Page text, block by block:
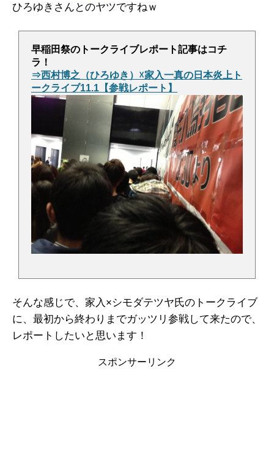
ひろゆきさんとのヤツですねｗ
早稲田祭のトークライブレポート記事はコチ
ラ！
⇒西村博之（ひろゆき）☓家入一真の日本炎上ト
ークライブ11.1【参戦レポート】
そんな感じで、家入×シモダテツヤ氏のトークライブ
に、最初から終わりまでガッツリ参戦して来たので、
レポートしたいと思います！
スポンサーリンク